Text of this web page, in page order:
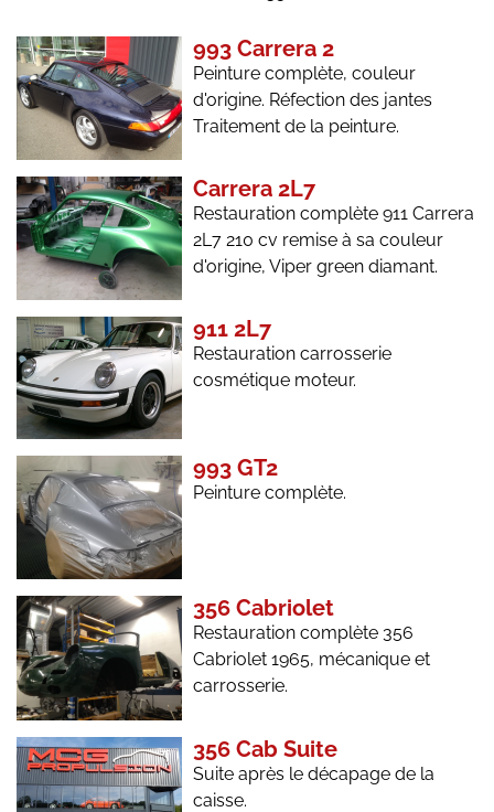
993 Carrera 2
Peinture complète, couleur
d'origine. Réfection des jantes
Traitement de la peinture.
Carrera 2L7
Restauration complète 911 Carrera
2L7 210 cv remise à sa couleur
d'origine, Viper green diamant.
911 2L7
Restauration carrosserie
cosmétique moteur.
993 GT2
Peinture complète.
356 Cabriolet
Restauration complète 356
Cabriolet 1965, mécanique et
carrosserie.
356 Cab Suite
Suite après le décapage de la
caisse.